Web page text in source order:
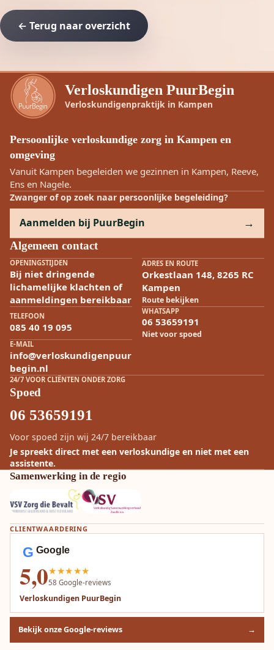
← Terug naar overzicht
Verloskundigen PuurBegin
Verloskundigenpraktijk in Kampen
Persoonlijke verloskundige zorg in Kampen en
omgeving
Vanuit Kampen begeleiden we gezinnen in Kampen, Reeve,
Ens en Nagele.
Zwanger of op zoek naar persoonlijke begeleiding?
Aanmelden bij PuurBegin
Algemeen contact
OPENINGSTIJDEN
Bij niet dringende
lichamelijke klachten of
aanmeldingen bereikbaar
ADRES EN ROUTE
Orkestlaan 148, 8265 RC
Kampen
Route bekijken
TELEFOON
085 40 19 095
WHATSAPP
06 53659191
Niet voor spoed
E-MAIL
info@verloskundigenpuur
begin.nl
24/7 VOOR CLIËNTEN ONDER ZORG
Spoed
06 53659191
Voor spoed zijn wij 24/7 bereikbaar
Je spreekt direct met een verloskundige en niet met een
assistente.
Samenwerking in de regio
CLIENTWAARDERING
G Google
5,0★★★★★
58 Google-reviews
Verloskundigen PuurBegin
Bekijk onze Google-reviews →